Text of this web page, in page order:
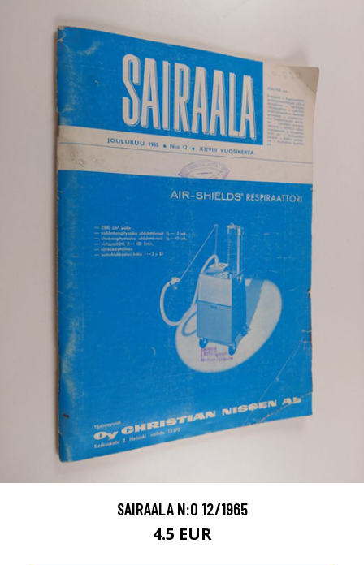
SAIRAALA N:O 12/1965
4.5 EUR